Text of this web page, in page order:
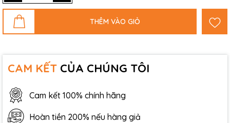
THÊM VÀO GIỎ
CAM KẾT CỦA CHÚNG TÔI
Cam kết 100% chính hãng
Hoàn tiền 200% nếu hàng giả